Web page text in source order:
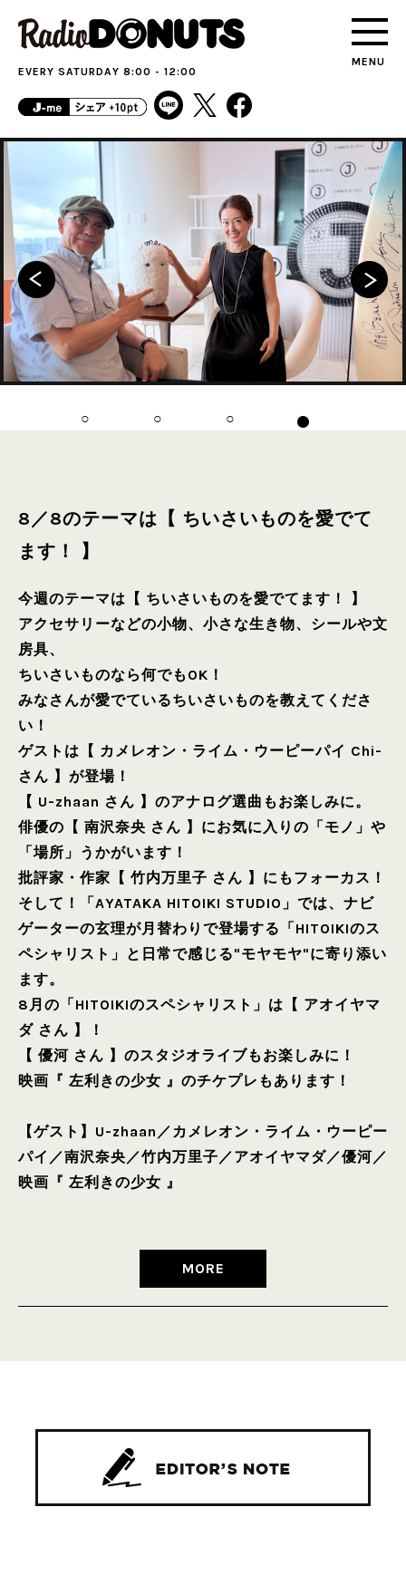
MENU
EVERY SATURDAY 8:00 - 12:00
8／8のテーマは【 ちいさいものを愛でて
ます！ 】
今週のテーマは【 ちいさいものを愛でてます！ 】
アクセサリーなどの小物、小さな生き物、シールや文
房具、
ちいさいものなら何でもOK！
みなさんが愛でているちいさいものを教えてくださ
い！
ゲストは【 カメレオン・ライム・ウーピーパイ Chi-
さん 】が登場！
【 U-zhaan さん 】のアナログ選曲もお楽しみに。
俳優の【 南沢奈央 さん 】にお気に入りの「モノ」や
「場所」うかがいます！
批評家・作家【 竹内万里子 さん 】にもフォーカス！
そして！「AYATAKA HITOIKI STUDIO」では、ナビ
ゲーターの玄理が月替わりで登場する「HITOIKIのス
ペシャリスト」と日常で感じる"モヤモヤ"に寄り添い
ます。
8月の「HITOIKIのスペシャリスト」は【 アオイヤマ
ダ さん 】！
【 優河 さん 】のスタジオライブもお楽しみに！
映画『 左利きの少女 』のチケプレもあります！
【ゲスト】 U-zhaan ／カメレオン・ライム・ウーピー
パイ ／南沢奈央／竹内万里子／アオイヤマダ／優河／
映画『 左利きの少女 』
MORE